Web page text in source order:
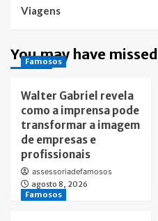
Viagens
You may have missed
Famosos
Walter Gabriel revela
como a imprensa pode
transformar a imagem
de empresas e
profissionais
assessoriadefamosos
agosto 8, 2026
Famosos